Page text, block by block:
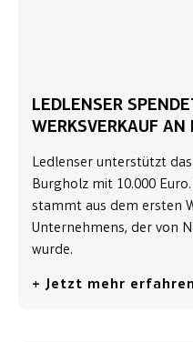
LEDLENSER
WERKSVERKAUF AN
Ledlenser unterstützt
Burgholz mit 10.000
stammt aus dem ersten
Unternehmens, der von
wurde.
+ Jetzt mehr